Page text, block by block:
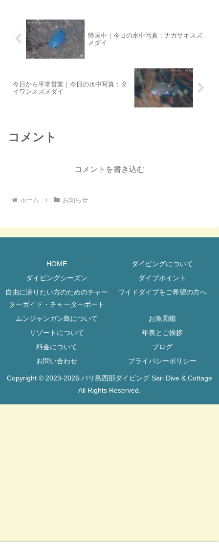
帰国中｜今日の水中写真：ナガサキスズ
メダイ
今日から平常営業｜今日の水中写真：タ
イワンスズメダイ
コメント
コメントを書き込む
ホーム お知らせ
HOME
ダイビングについて
ダイビングシーズン
ダイブポイント
自由に潜りたい方のためのチャー
ターガイド・チャーターボート
ワイドダイブをご希望の方へ
ムンジャンガン島について
お魚図鑑
リゾートについて
年表とご挨拶
料金について
ブログ
お問い合わせ
プライバシーポリシー
Copyright © 2023-2026 バリ島西部ダイビング Sari Dive & Cottage
All Rights Reserved.